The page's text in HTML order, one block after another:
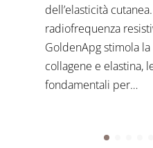
dell’elasticità
radiofrequenza
GoldenApg stimola
collagene e elastina,
fondamentali per…